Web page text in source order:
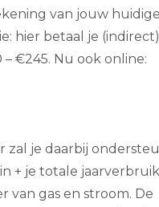
van jouw huidige
hier betaal je
€245. Nu ook online:
zal je daarbij
+ je totale
van gas en stroom. De